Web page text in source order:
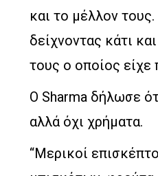
και το μέλλον
δείχνοντας κάτι
τους ο οποίος είχε
Ο Sharma δήλωσε
αλλά όχι χρήματα.
“Μερικοί